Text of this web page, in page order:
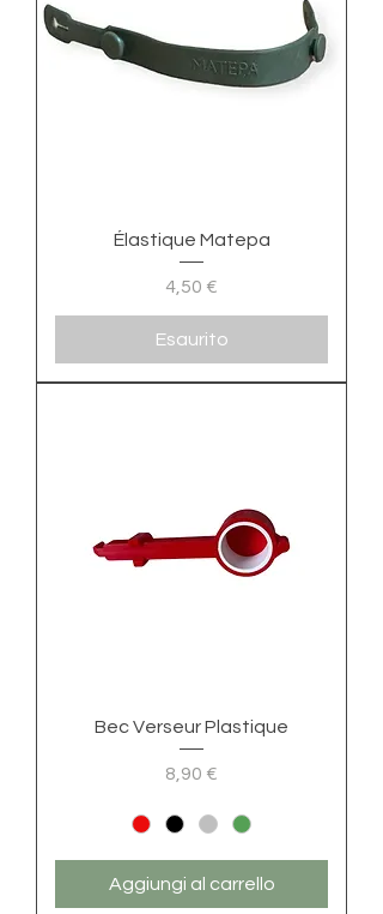
Élastique Matepa
Prezzo
4,50 €
Esaurito
Bec Verseur Plastique
Prezzo
8,90 €
Aggiungi al carrello